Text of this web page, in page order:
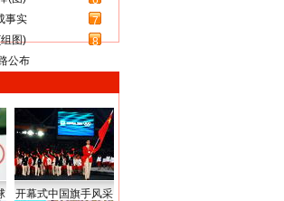
事实
7
图)
8
公布
开幕式中国旗手风采